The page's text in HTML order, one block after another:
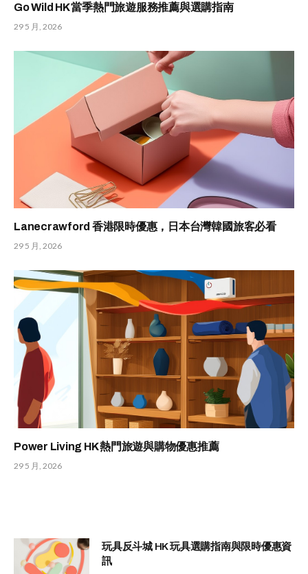
Go Wild HK 當季熱門旅遊服務推薦與選購指南
29 5 月, 2026
Lanecrawford 香港限時優惠，日本台灣韓國旅客必看
29 5 月, 2026
Power Living HK 熱門旅遊與購物優惠推薦
29 5 月, 2026
玩具反斗城 HK 玩具選購指南與限時優惠資
訊